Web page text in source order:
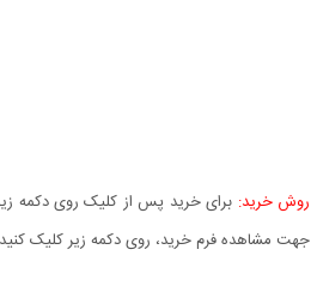
روش خرید: برای خرید پس از کلیک روی دکمه
جهت مشاهده فرم خرید، روی دکمه زیر کلیک